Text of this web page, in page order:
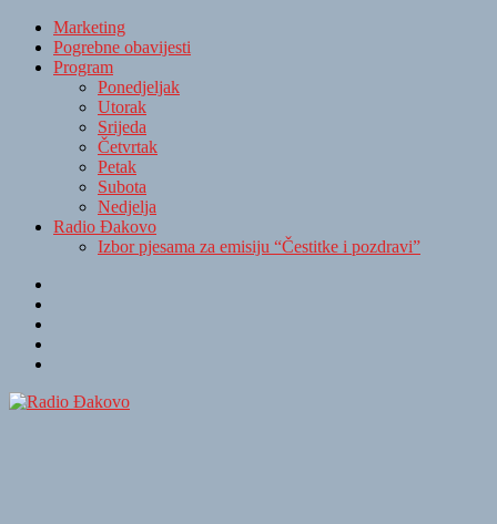
Marketing
Pogrebne obavijesti
Program
Ponedjeljak
Utorak
Srijeda
Četvrtak
Petak
Subota
Nedjelja
Radio Đakovo
Izbor pjesama za emisiju “Čestitke i pozdravi”